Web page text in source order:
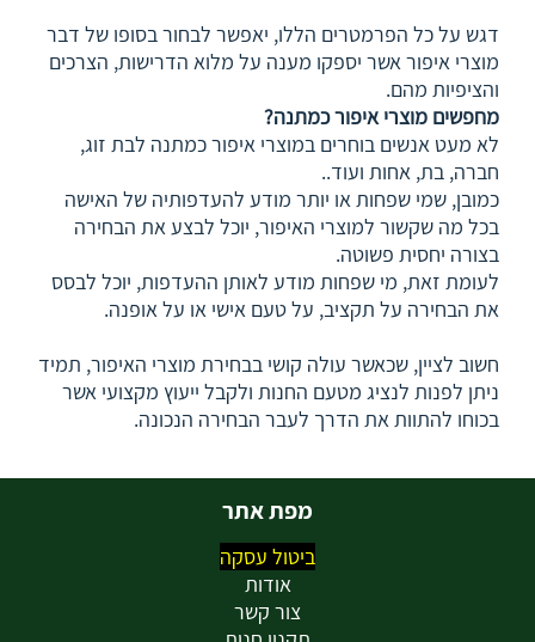
דגש על כל הפרמטרים הללו, יאפשר לבחור בסופו של דבר
מוצרי איפור אשר יספקו מענה על מלוא הדרישות, הצרכים
והציפיות מהם.
מחפשים מוצרי איפור כמתנה?
לא מעט אנשים בוחרים במוצרי איפור כמתנה לבת זוג,
חברה, בת, אחות ועוד..
כמובן, שמי שפחות או יותר מודע להעדפותיה של האישה
בכל מה שקשור למוצרי האיפור, יוכל לבצע את הבחירה
בצורה יחסית פשוטה.
לעומת זאת, מי שפחות מודע לאותן ההעדפות, יוכל לבסס
את הבחירה על תקציב, על טעם אישי או על אופנה.
חשוב לציין, שכאשר עולה קושי בבחירת מוצרי האיפור, תמיד
ניתן לפנות לנציג מטעם החנות ולקבל ייעוץ מקצועי אשר
בכוחו להתוות את הדרך לעבר הבחירה הנכונה.
מפת אתר
ביטול עסקה
אודות
צור קשר